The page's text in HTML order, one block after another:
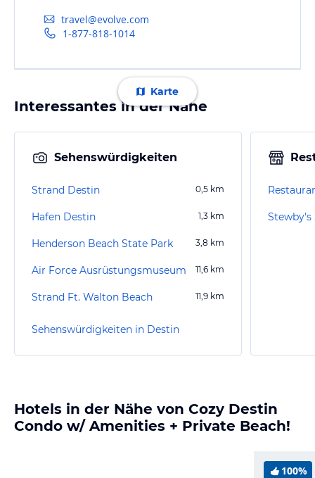
travel@evolve.com
1-877-818-1014
Karte
Interessantes in der Nähe
Sehenswürdigkeiten
Strand Destin 0,5 km
Hafen Destin 1,3 km
Henderson Beach State Park 3,8 km
Air Force Ausrüstungsmuseum 11,6 km
Strand Ft. Walton Beach 11,9 km
Sehenswürdigkeiten in Destin
Stewby's
Hotels in der Nähe von Cozy Destin
Condo w/ Amenities + Private Beach!
100%